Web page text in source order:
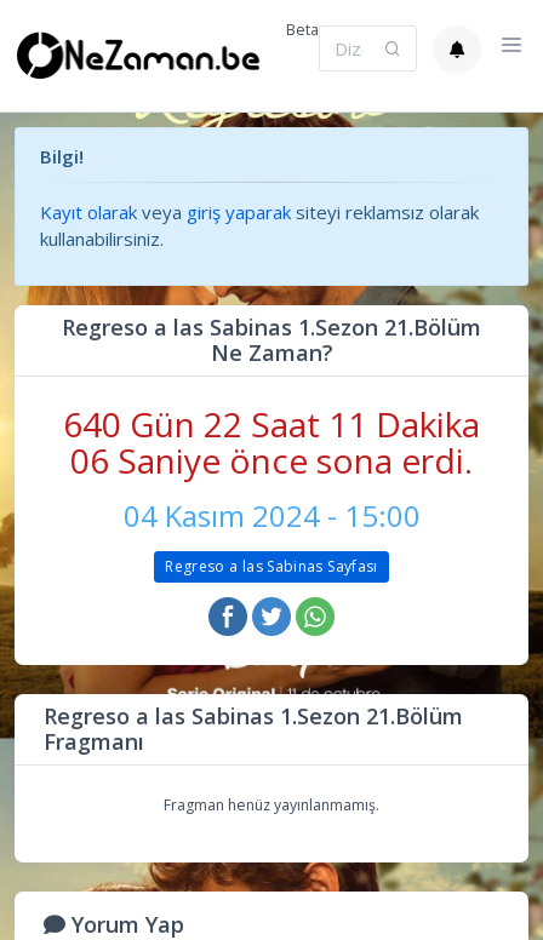
Beta
Bilgi!
Kayıt olarak veya giriş yaparak siteyi reklamsız olarak
kullanabilirsiniz.
Regreso a las Sabinas 1.Sezon 21.Bölüm
Ne Zaman?
640 Gün 22 Saat 11 Dakika
07 Saniye önce sona erdi.
04 Kasım 2024 - 15:00
Regreso a las Sabinas Sayfası
Regreso a las Sabinas 1.Sezon 21.Bölüm
Fragmanı
Fragman henüz yayınlanmamış.
Yorum Yap